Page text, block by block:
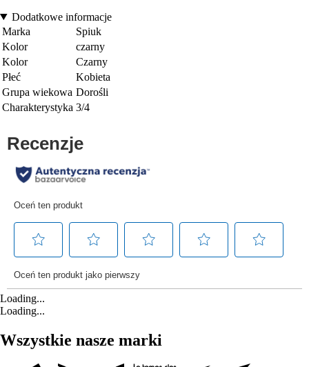
Dodatkowe informacje
Marka
Spiuk
Kolor
czarny
Kolor
Czarny
Płeć
Kobieta
Grupa wiekowa Dorośli
Charakterystyka 3/4
Loading...
Loading...
Wszystkie nasze marki